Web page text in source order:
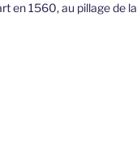
en 1560, au pillage de la